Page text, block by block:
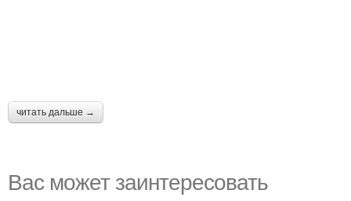
читать дальше →
Вас может заинтересовать